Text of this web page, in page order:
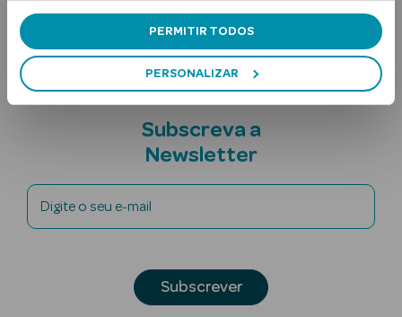
PERMITIR TODOS
PERSONALIZAR
Solares
Corpo
Nota adicional
Subscreva a
Newsletter
Digite o seu e-mail
Subscrever